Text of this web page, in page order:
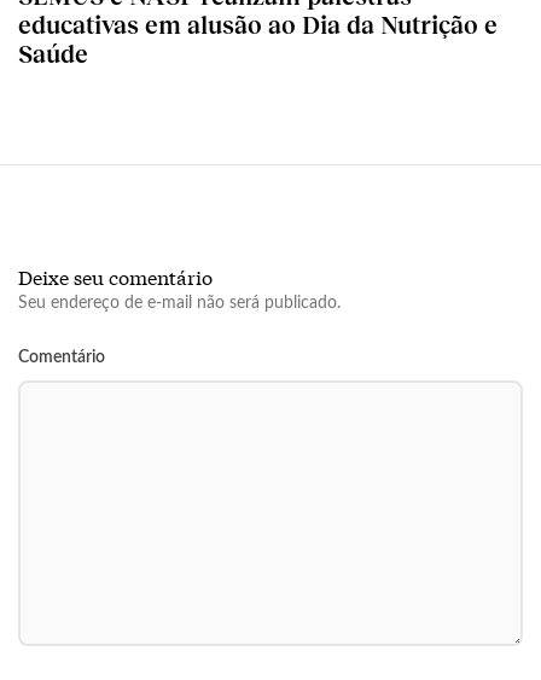
educativas em alusão ao Dia da Nutrição e
Saúde
Deixe seu comentário
Seu endereço de e-mail não será publicado.
Comentário